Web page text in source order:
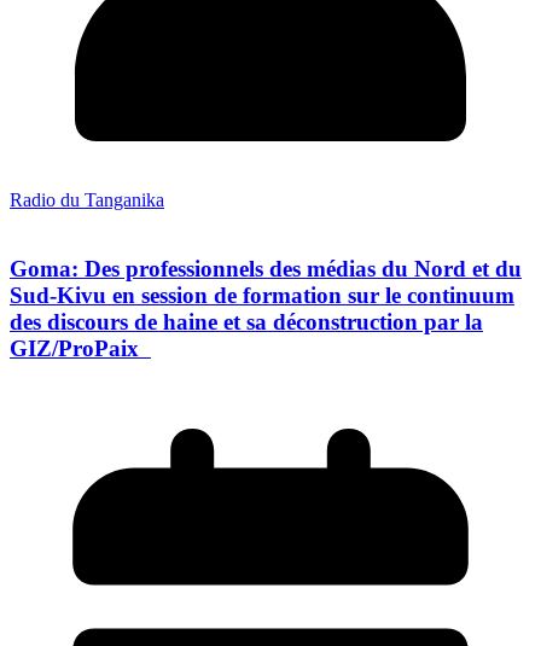
Radio du Tanganika
Goma: Des professionnels des médias du Nord et du
Sud-Kivu en session de formation sur le continuum
des discours de haine et sa déconstruction par la
GIZ/ProPaix